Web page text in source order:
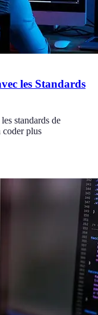
les Standards
standards de
coder plus